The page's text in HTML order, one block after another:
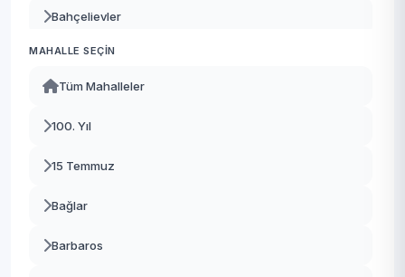
Bahçelievler
Bakırköy
Başakşehir
Beykoz
MAHALLE SEÇIN
Tüm Mahalleler
100. Yıl
15 Temmuz
Bağlar
Barbaros